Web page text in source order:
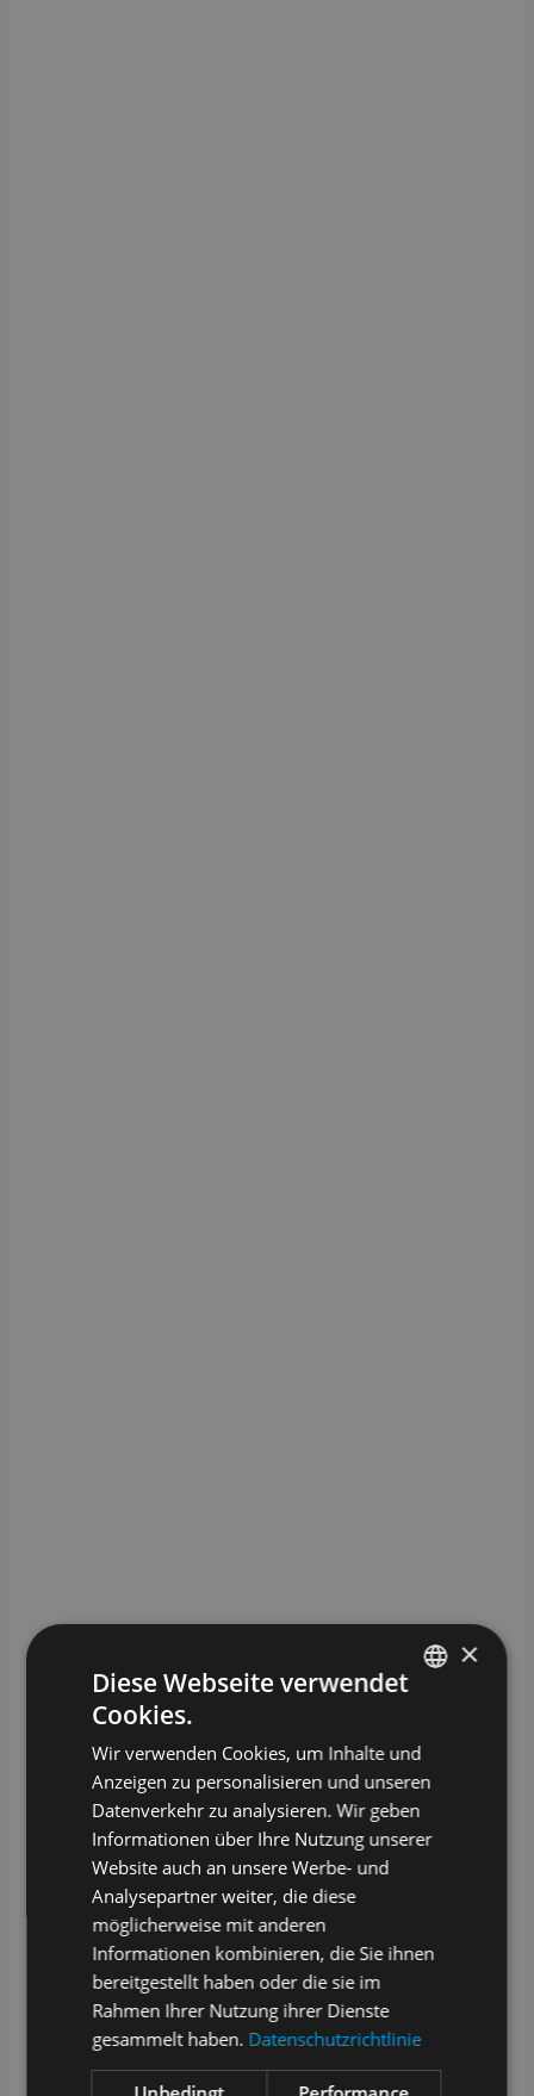
ENGLISH
×
Diese Webseite verwendet
Cookies.
Wir verwenden Cookies, um Inhalte und
Anzeigen zu personalisieren und unseren
Datenverkehr zu analysieren. Wir geben
Informationen über Ihre Nutzung unserer
Website auch an unsere Werbe- und
Analysepartner weiter, die diese
möglicherweise mit anderen
Informationen kombinieren, die Sie ihnen
bereitgestellt haben oder die sie im
Rahmen Ihrer Nutzung ihrer Dienste
gesammelt haben. Datenschutzrichtlinie